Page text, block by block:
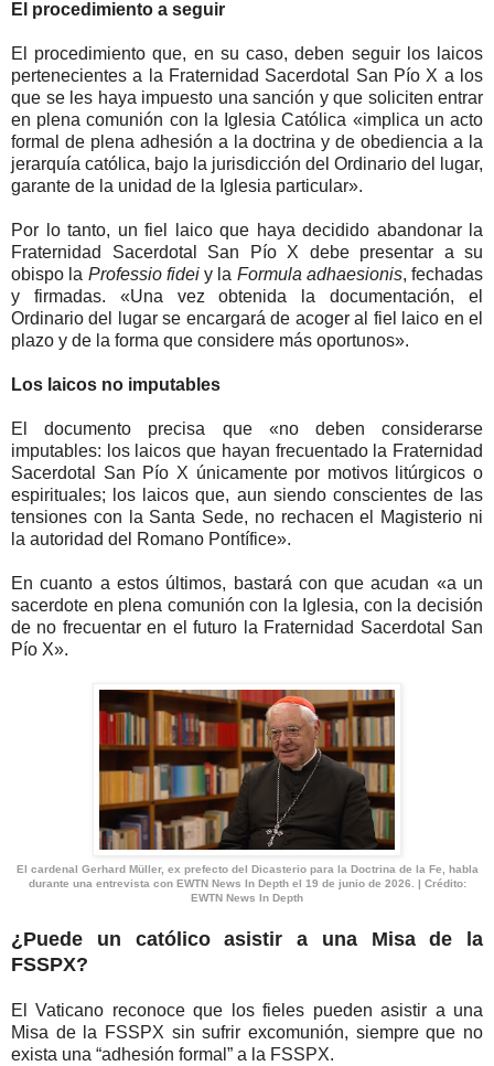
El procedimiento a seguir
El procedimiento que, en su caso, deben seguir los laicos
pertenecientes a la Fraternidad Sacerdotal San Pío X a los
que se les haya impuesto una sanción y que soliciten entrar
en plena comunión con la Iglesia Católica «implica un acto
formal de plena adhesión a la doctrina y de obediencia a la
jerarquía católica, bajo la jurisdicción del Ordinario del lugar,
garante de la unidad de la Iglesia particular».
Por lo tanto, un fiel laico que haya decidido abandonar la
Fraternidad Sacerdotal San Pío X debe presentar a su
obispo la Professio fideiy la Formula adhaesionis, fechadas
y firmadas. «Una vez obtenida la documentación, el
Ordinario del lugar se encargará de acoger al fiel laico en el
plazo y de la forma que considere más oportunos».
Los laicos no imputables
El documento precisa que «no deben considerarse
imputables: los laicos que hayan frecuentado la Fraternidad
Sacerdotal San Pío X únicamente por motivos litúrgicos o
espirituales; los laicos que, aun siendo conscientes de las
tensiones con la Santa Sede, no rechacen el Magisterio ni
la autoridad del Romano Pontífice».
En cuanto a estos últimos, bastará con que acudan «a un
sacerdote en plena comunión con la Iglesia, con la decisión
de no frecuentar en el futuro la Fraternidad Sacerdotal San
Pío X».
El cardenal Gerhard Müller, ex prefecto del Dicasterio para la Doctrina de la Fe, habla
durante una entrevista con EWTN News In Depth el 19 de junio de 2026. | Crédito:
EWTN News In Depth
¿Puede un católico asistir a una Misa de la
FSSPX?
El Vaticano reconoce que los fieles pueden asistir a una
Misa de la FSSPX sin sufrir excomunión, siempre que no
exista una “adhesión formal” a la FSSPX.